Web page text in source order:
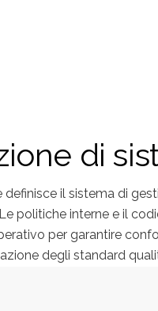
di
il sistema di
politiche interne e il
per garantire
degli standard